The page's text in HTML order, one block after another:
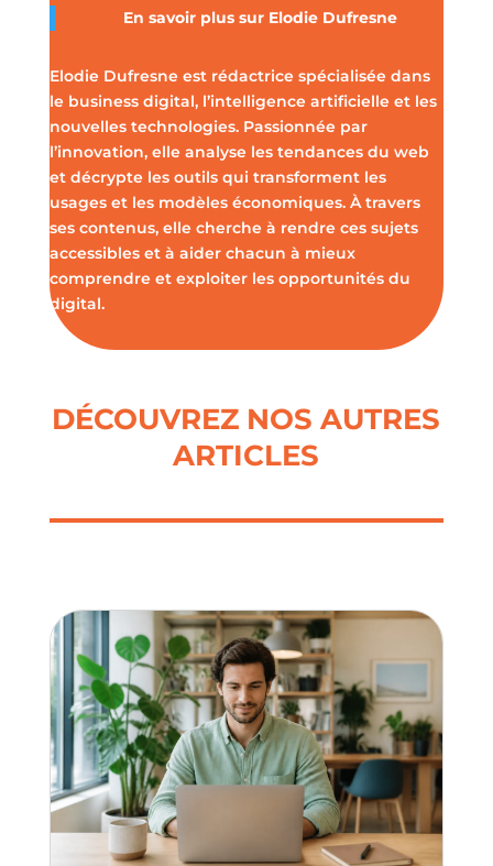
En savoir plus sur Elodie Dufresne
Elodie Dufresne est rédactrice spécialisée dans
le business digital, l’intelligence artificielle et les
nouvelles technologies. Passionnée par
l’innovation, elle analyse les tendances du web
et décrypte les outils qui transforment les
usages et les modèles économiques. À travers
ses contenus, elle cherche à rendre ces sujets
accessibles et à aider chacun à mieux
comprendre et exploiter les opportunités du
digital.
DÉCOUVREZ NOS AUTRES
ARTICLES